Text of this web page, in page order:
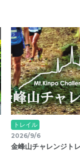
トレイル
2026/9/6
金峰山チャレンジト